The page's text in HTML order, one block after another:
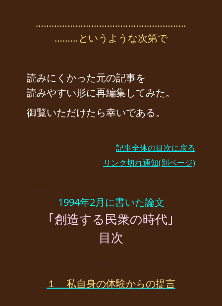
…………………………………………………
………というような次第で
読みにくかった元の記事を
読みやすい形に再編集してみた。
御覧いただけたら幸いである。
記事全体の目次に戻る
リンク切れ通知(別ページ)
1994年2月に書いた論文
｢創造する民衆の時代｣
目次
１ 私自身の体験からの提言